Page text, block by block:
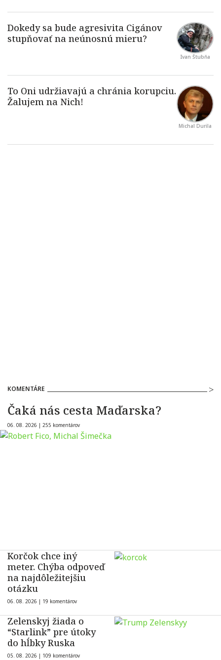
Ivan Štubňa
Michal Durila
KOMENTÁRE
Čaká nás cesta Maďarska?
06. 08. 2026 | 255 komentárov
Korčok chce iný
meter. Chýba odpoveď
na najdôležitejšiu
otázku
06. 08. 2026 | 19 komentárov
Zelenskyj žiada o
“Starlink” pre útoky
do hĺbky Ruska
05. 08. 2026 | 109 komentárov